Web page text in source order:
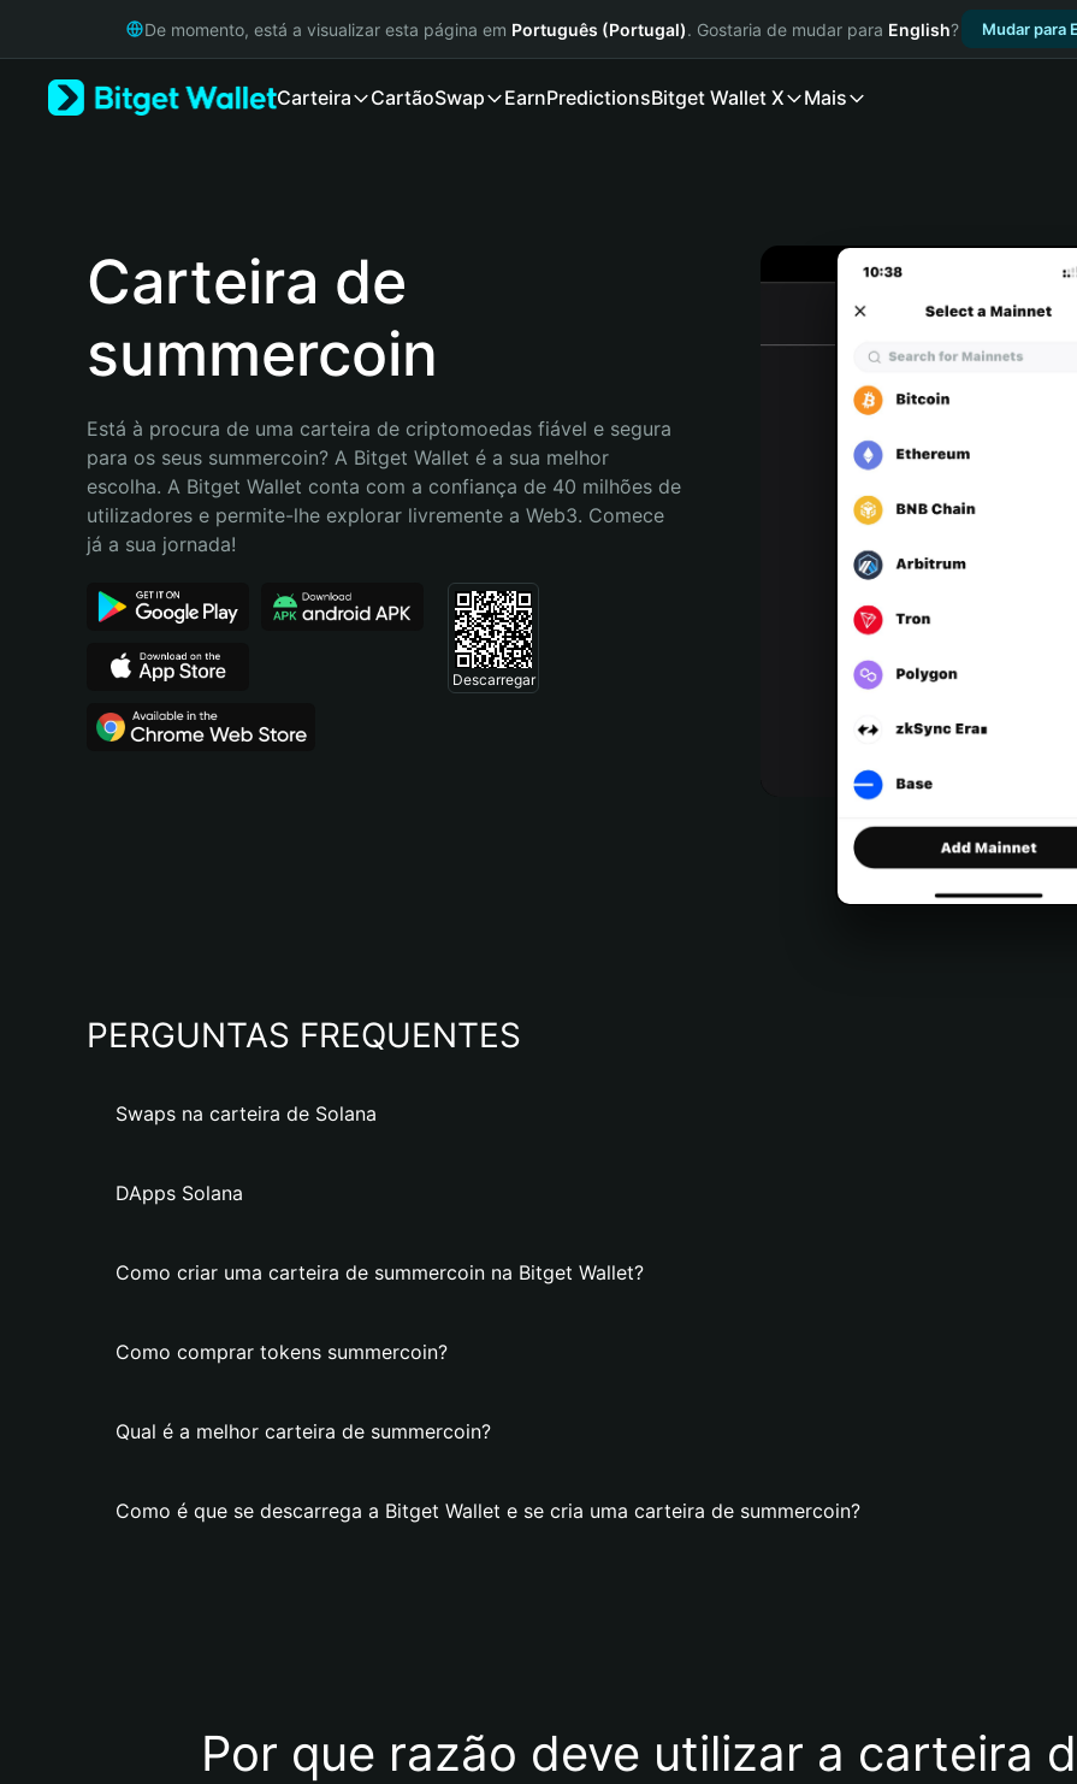
Русский
Bahasa Indonesia
Português (Brasil)
Español (Argentina)
De momento, está a visualizar esta página em Português (Portugal). Gostaria de mudar para English? Mudar para
Carteira CartãoSwap EarnPredictionsBitget Wallet X Mais
Carteira de
summercoin
Está à procura de uma carteira de criptomoedas fiável e segura
para os seus summercoin? A Bitget Wallet é a sua melhor
escolha. A Bitget Wallet conta com a confiança de 40 milhões de
utilizadores e permite-lhe explorar livremente a Web3. Comece
já a sua jornada!
Descarregar
PERGUNTAS FREQUENTES
Swaps na carteira de Solana
DApps Solana
Como criar uma carteira de summercoin na Bitget Wallet?
Como comprar tokens summercoin?
Qual é a melhor carteira de summercoin?
Como é que se descarrega a Bitget Wallet e se cria uma carteira de summercoin?
Por que razão deve utilizar a carteira